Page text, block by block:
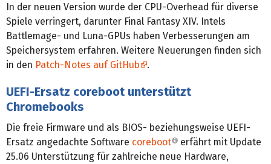
In der neuen Version wurde der CPU-Overhead für diverse
Spiele verringert, darunter Final Fantasy XIV. Intels
Battlemage- und Luna-GPUs haben Verbesserungen am
Speichersystem erfahren. Weitere Neuerungen finden sich
in den Patch-Notes auf GitHub .
UEFI-Ersatz coreboot unterstützt
Chromebooks
Die freie Firmware und als BIOS- beziehungsweise UEFI-
Ersatz angedachte Software coreboot
erfährt mit Update
25.06 Unterstützung für zahlreiche neue Hardware,